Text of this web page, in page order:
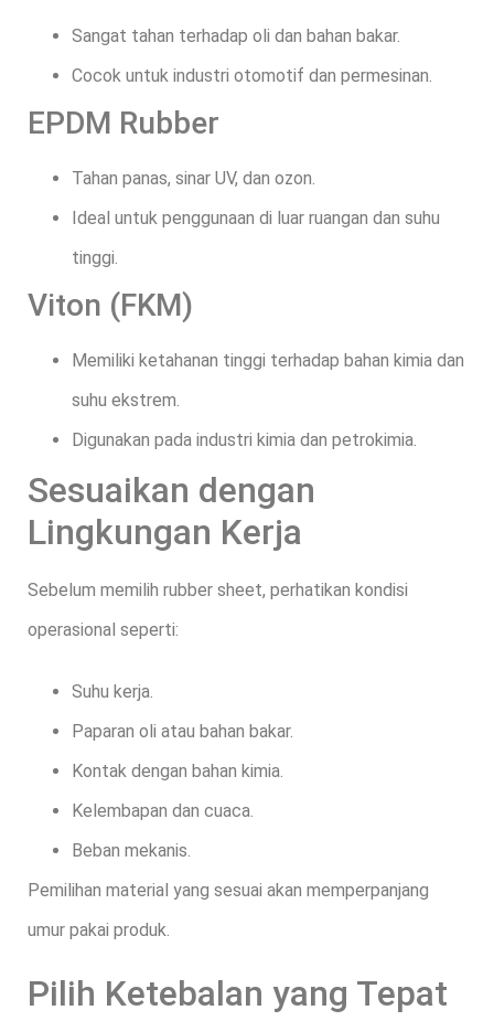
Sangat tahan terhadap oli dan bahan bakar.
Cocok untuk industri otomotif dan permesinan.
EPDM Rubber
Tahan panas, sinar UV, dan ozon.
Ideal untuk penggunaan di luar ruangan dan suhu
tinggi.
Viton (FKM)
Memiliki ketahanan tinggi terhadap bahan kimia dan
suhu ekstrem.
Digunakan pada industri kimia dan petrokimia.
Sesuaikan dengan
Lingkungan Kerja
Sebelum memilih rubber sheet, perhatikan kondisi
operasional seperti:
Suhu kerja.
Paparan oli atau bahan bakar.
Kontak dengan bahan kimia.
Kelembapan dan cuaca.
Beban mekanis.
Pemilihan material yang sesuai akan memperpanjang
umur pakai produk.
Pilih Ketebalan yang Tepat